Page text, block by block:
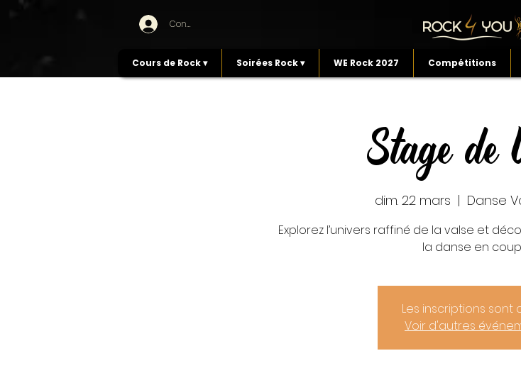
Connexion
Cours de Rock ▾ Soirées Rock ▾ WE Rock 2027 Compétitions
Stage de
dim. 22 mars
  |
Danse
Explorez l’univers raffiné de la valse et
la danse en
Les inscriptions sont
Voir d'autres